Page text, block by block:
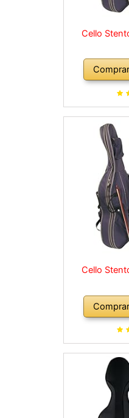
Cello
Cello